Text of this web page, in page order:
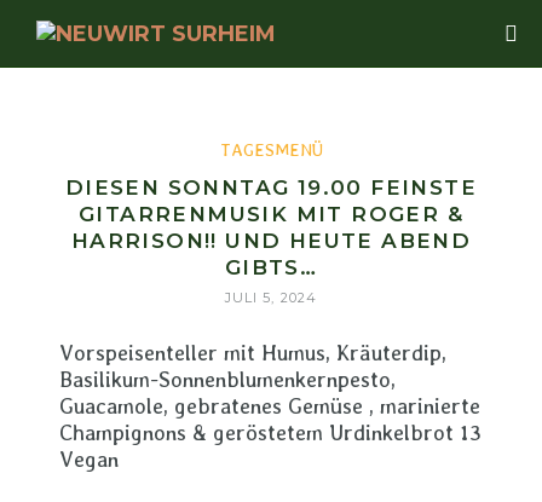
TAGESMENÜ
DIESEN SONNTAG 19.00 FEINSTE
GITARRENMUSIK MIT ROGER &
HARRISON!! UND HEUTE ABEND
GIBTS…
JULI 5, 2024
Vorspeisenteller mit Humus, Kräuterdip,
Basilikum-Sonnenblumenkernpesto,
Guacamole, gebratenes Gemüse , marinierte
Champignons & geröstetem Urdinkelbrot 13
Vegan